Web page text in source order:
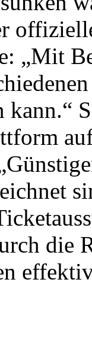
„Mit
die